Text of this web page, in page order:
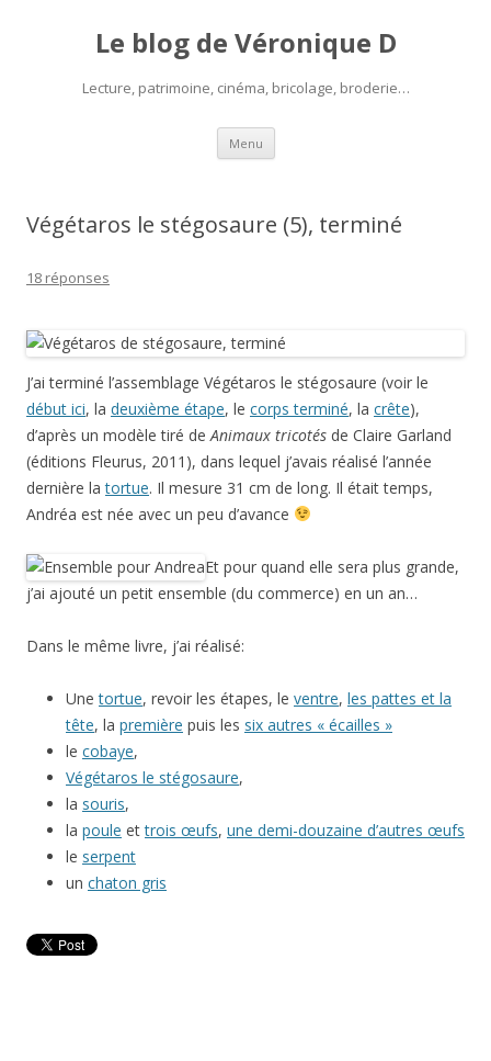
Le blog de Véronique D
Lecture, patrimoine, cinéma, bricolage, broderie…
Menu Aller
contenu
Végétaros le stégosaure (5), terminé
18 réponses
J’ai terminé l’assemblage Végétaros le stégosaure (voir le
début ici, la deuxième étape, le corps terminé, la crête),
d’après un modèle tiré deAnimaux tricotés de Claire Garland
(éditions Fleurus, 2011), dans lequel j’avais réalisé l’année
dernière latortue. Il mesure 31 cm de long. Il était temps,
Andréa est née avec un peu d’avance
Et pour quand elle sera plus grande,
j’ai ajouté un petit ensemble (du commerce) en un an…
Dans le même livre, j’ai réalisé:
Unetortue, revoir les étapes, le ventre, les pattes et la
tête, la première puis les six autres « écailles »
le cobaye,
Végétaros le stégosaure,
la souris,
la poule ettrois œufs, une demi-douzaine d’autres œufs
le serpent
un chaton gris